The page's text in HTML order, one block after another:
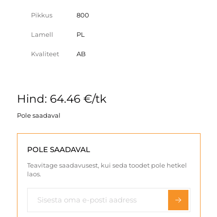
Pikkus 800
Lamell PL
Kvaliteet AB
Hind: 64.46 €/tk
Pole saadaval
POLE SAADAVAL
Teavitage saadavusest, kui seda toodet pole hetkel
laos.